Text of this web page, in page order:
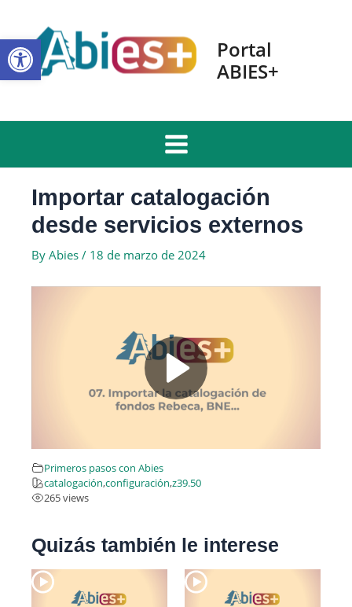
Open toolbar
content
Portal
ABIES+
Main
Menu
Importar catalogación
desde servicios externos
By Abies / 18 de marzo de 2024
Primeros pasos con Abies
catalogación,configuración,z39.50
265 views
Quizás también le interese